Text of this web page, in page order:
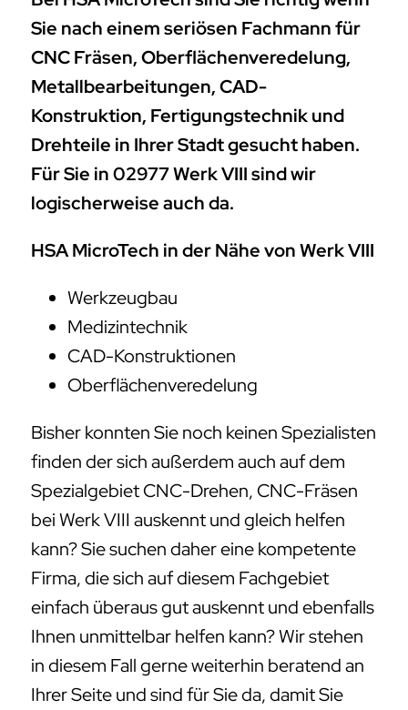
Sie nach einem seriösen Fachmann für
CNC Fräsen, Oberflächenveredelung,
Metallbearbeitungen, CAD-
Konstruktion, Fertigungstechnik und
Drehteile in Ihrer Stadt gesucht haben.
Für Sie in 02977 Werk VIII sind wir
logischerweise auch da.
HSA MicroTech in der Nähe von Werk VIII
Werkzeugbau
Medizintechnik
CAD-Konstruktionen
Oberflächenveredelung
Bisher konnten Sie noch keinen Spezialisten
finden der sich außerdem auch auf dem
Spezialgebiet CNC-Drehen, CNC-Fräsen
bei Werk VIII auskennt und gleich helfen
kann? Sie suchen daher eine kompetente
Firma, die sich auf diesem Fachgebiet
einfach überaus gut auskennt und ebenfalls
Ihnen unmittelbar helfen kann? Wir stehen
in diesem Fall gerne weiterhin beratend an
Ihrer Seite und sind für Sie da, damit Sie